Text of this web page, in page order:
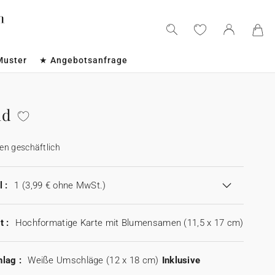
★ Angebotsanfrage
geschäftlich
: 1 (3,99 € ohne MwSt.)
: Hochformatige Karte mit Blumensamen (11,5 x 17 cm)
: Weiße Umschläge (12 x 18 cm) Inklusive